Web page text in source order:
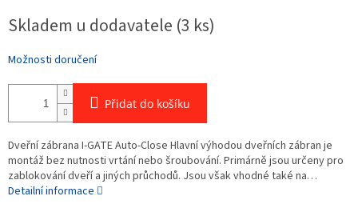
cena:
Skladem u dodavatele (3 ks)
Možnosti doručení
Přidat do košíku
Dveřní zábrana I-GATE Auto-Close Hlavní výhodou dveřních zábran je
montáž bez nutnosti vrtání nebo šroubování. Primárně jsou určeny pro
zablokování dveří a jiných průchodů. Jsou však vhodné také na…
Detailní informace